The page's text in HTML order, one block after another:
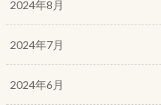
2024年8月
2024年7月
2024年6月